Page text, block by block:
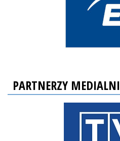
PARTNERZY MEDIALNI